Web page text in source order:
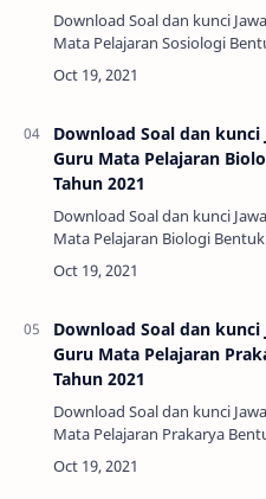
Download Soal dan kunci
Mata Pelajaran Sosiologi
2021 - Alhamdulillah. Bapak
sudah memasuki bulan
Download Soal dan kunci
Guru Mata Pelajaran
Tahun 2021
Download Soal dan kunci
Mata Pelajaran Biologi Bentuk
Alhamdulillah. Bapak Ibu
memasuki bulan Oktober
Download Soal dan kunci
Guru Mata Pelajaran
Tahun 2021
Download Soal dan kunci
Mata Pelajaran Prakarya
Alhamdulillah. Bapak Ibu
memasuki bulan Oktober